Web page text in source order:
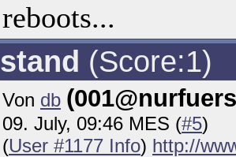
reboots...
stand (Score:1)
Von db
09. July, 09:46 MES (#5)
(User #1177 Info) http://